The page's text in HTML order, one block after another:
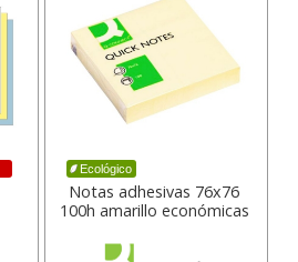
Ecológico
Notas adhesivas 76x76
100h amarillo económicas